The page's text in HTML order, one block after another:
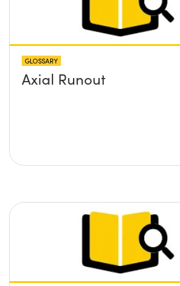
GLOSSARY
Axial Runout